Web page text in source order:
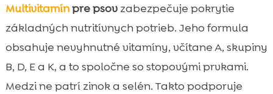
Multivitamínpre psovzabezpečuje pokrytie
základných nutritívnych potrieb. Jeho formula
obsahuje nevyhnutné vitamíny, včítane A, skupiny
B, D, E a K, a to spoločne so stopovými prvkami.
Medzi ne patrí zinok a selén. Takto podporuje